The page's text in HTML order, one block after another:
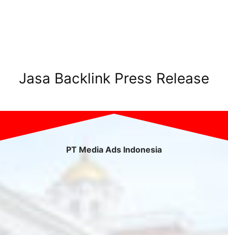
Jasa Backlink Press Release
PT Media Ads Indonesia